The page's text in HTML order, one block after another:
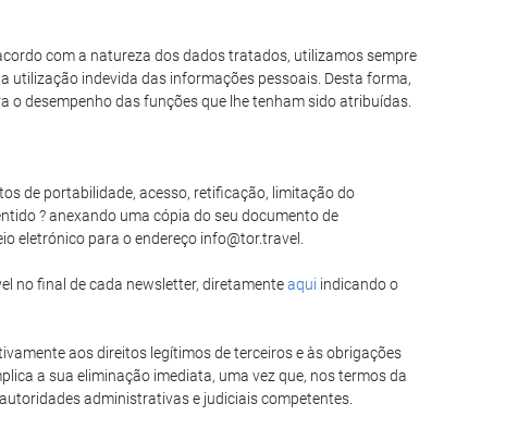
com a natureza dos dados tratados, utilizamos sempre
utilização indevida das informações pessoais. Desta forma,
desempenho das funções que lhe tenham sido atribuídas.
de portabilidade, acesso, retificação, limitação do
? anexando uma cópia do seu documento de
eletrónico para o endereço info@tor.travel.
no final de cada newsletter, diretamenteaqui indicando o
aos direitos legítimos de terceiros e às obrigações
a sua eliminação imediata, uma vez que, nos termos da
administrativas e judiciais competentes.